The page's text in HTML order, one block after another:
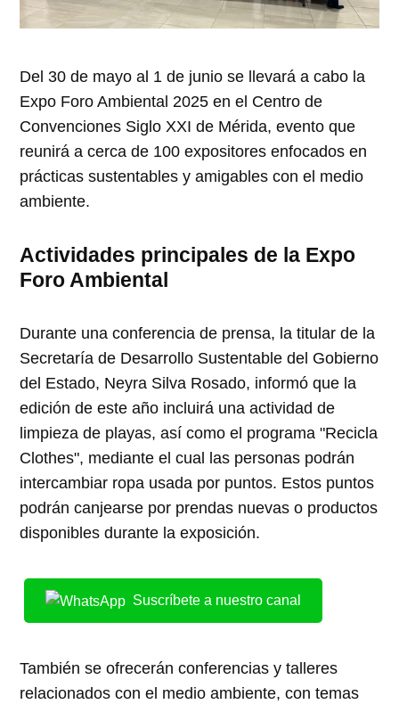
Del 30 de mayo al 1 de junio se llevará a cabo la
Expo Foro Ambiental 2025 en el Centro de
Convenciones Siglo XXI de Mérida, evento que
reunirá a cerca de 100 expositores enfocados en
prácticas sustentables y amigables con el medio
ambiente.
Actividades principales de la Expo
Foro Ambiental
Durante una conferencia de prensa, la titular de la
Secretaría de Desarrollo Sustentable del Gobierno
del Estado, Neyra Silva Rosado, informó que la
edición de este año incluirá una actividad de
limpieza de playas, así como el programa "Recicla
Clothes", mediante el cual las personas podrán
intercambiar ropa usada por puntos. Estos puntos
podrán canjearse por prendas nuevas o productos
disponibles durante la exposición.
Suscríbete a nuestro canal
También se ofrecerán conferencias y talleres
relacionados con el medio ambiente, con temas